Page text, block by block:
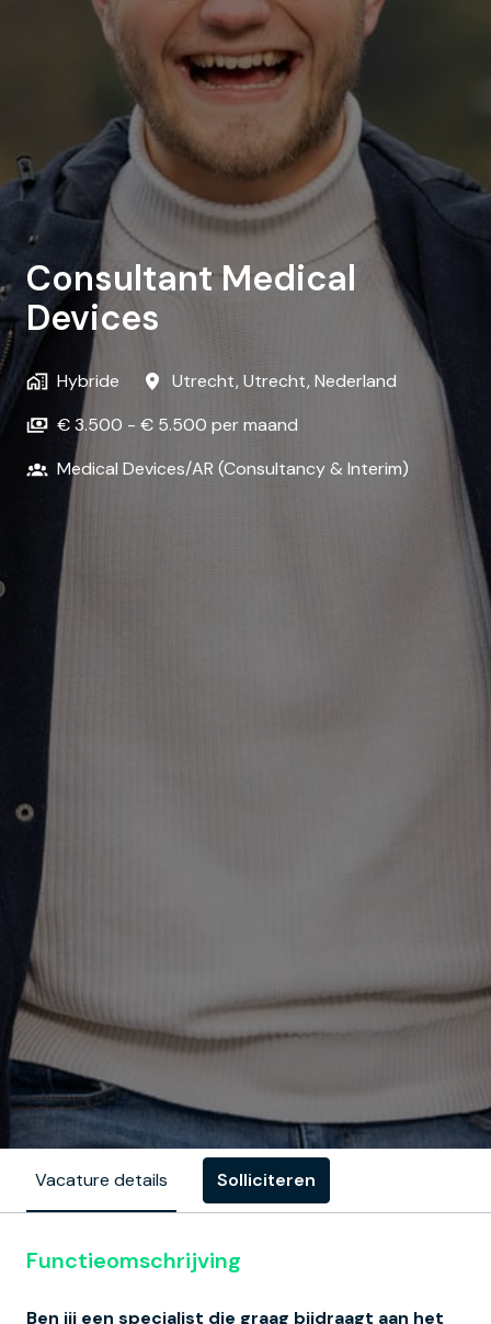
Consultant Medical
Devices
Hybride Utrecht,Utrecht, Nederland
€ 3.500 - € 5.500 per maand
Medical Devices/AR (Consultancy & Interim)
Vacature details Solliciteren
Functieomschrijving
Ben jij een specialist die graag bijdraagt aan het